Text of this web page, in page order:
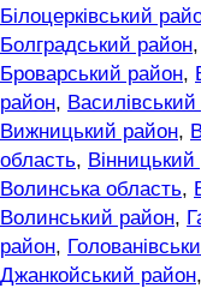
Білоцерківський
Болградський район,
Броварський район,
район,
Вижницький район,
область,
Волинська область,
Волинський район,
район,
Джанкойський район,